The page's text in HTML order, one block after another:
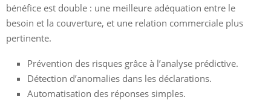
bénéfice est double : une meilleure adéquation entre le
besoin et la couverture, et une relation commerciale plus
pertinente.
Prévention des risques grâce à l’analyse prédictive.
Détection d’anomalies dans les déclarations.
Automatisation des réponses simples.